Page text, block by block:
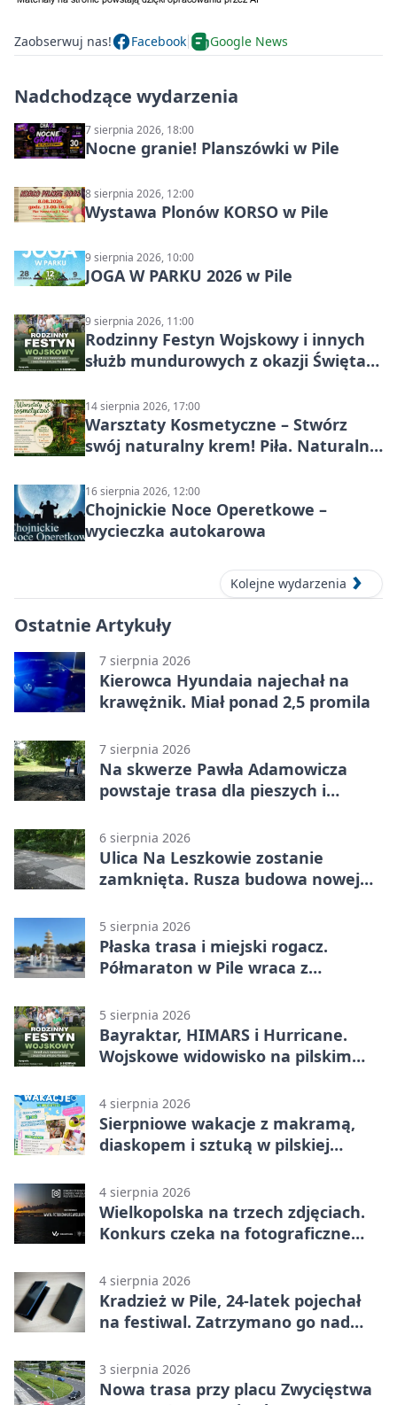
Zaobserwuj nas! Facebook Google News
Nadchodzące wydarzenia
7 sierpnia 2026, 18:00
Nocne granie! Planszówki w Pile
8 sierpnia 2026, 12:00
Wystawa Plonów KORSO w Pile
9 sierpnia 2026, 10:00
JOGA W PARKU 2026 w Pile
9 sierpnia 2026, 11:00
Rodzinny Festyn Wojskowy i innych
służb mundurowych z okazji Święta
14 sierpnia 2026, 17:00
Warsztaty Kosmetyczne – Stwórz
swój naturalny krem! Piła. Naturalna
16 sierpnia 2026, 12:00
Chojnickie Noce Operetkowe –
wycieczka autokarowa
Kolejne wydarzenia
Ostatnie Artykuły
7 sierpnia 2026
Kierowca Hyundaia najechał na
krawężnik. Miał ponad 2,5 promila
7 sierpnia 2026
Na skwerze Pawła Adamowicza
powstaje trasa dla pieszych i
6 sierpnia 2026
Ulica Na Leszkowie zostanie
zamknięta. Rusza budowa nowej
5 sierpnia 2026
Płaska trasa i miejski rogacz.
Półmaraton w Pile wraca z
5 sierpnia 2026
Bayraktar, HIMARS i Hurricane.
Wojskowe widowisko na pilskim
4 sierpnia 2026
Sierpniowe wakacje z makramą,
diaskopem i sztuką w pilskiej
4 sierpnia 2026
Wielkopolska na trzech zdjęciach.
Konkurs czeka na fotograficzne
4 sierpnia 2026
Kradzież w Pile, 24-latek pojechał
na festiwal. Zatrzymano go nad
3 sierpnia 2026
Nowa trasa przy placu Zwycięstwa